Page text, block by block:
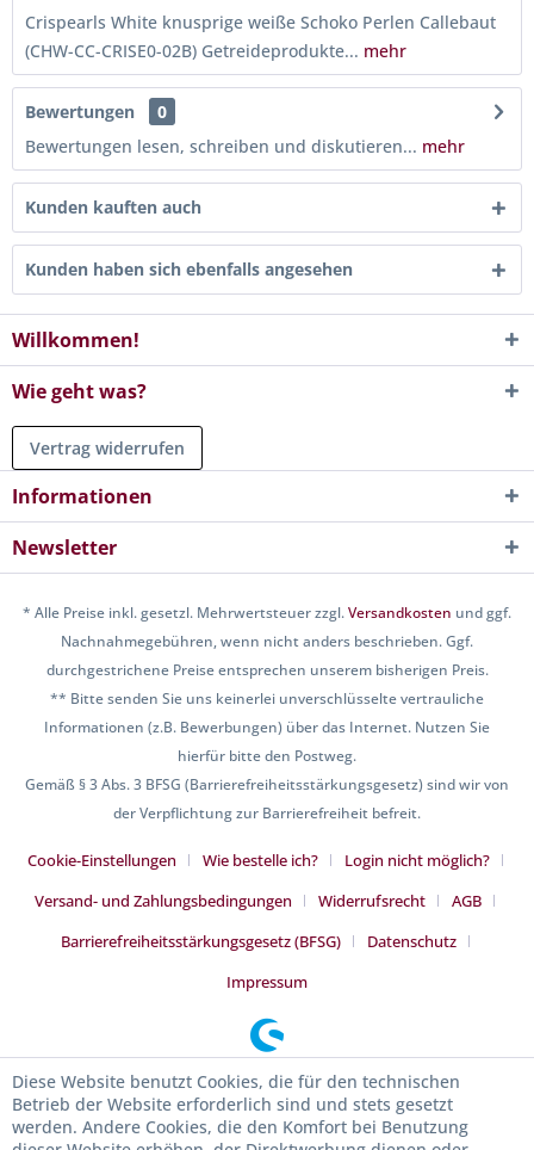
Crispearls White knusprige weiße Schoko Perlen Callebaut
(CHW-CC-CRISE0-02B) Getreideprodukte... mehr
Bewertungen
0
Bewertungen lesen, schreiben und diskutieren... mehr
Kunden kauften auch
Kunden haben sich ebenfalls angesehen
Willkommen!
Wie geht was?
Vertrag widerrufen
Informationen
Newsletter
* Alle Preise inkl. gesetzl. Mehrwertsteuer zzgl.Versandkosten und ggf.
Nachnahmegebühren, wenn nicht anders beschrieben. Ggf.
durchgestrichene Preise entsprechen unserem bisherigen Preis.
** Bitte senden Sie uns keinerlei unverschlüsselte vertrauliche
Informationen (z.B. Bewerbungen) über das Internet. Nutzen Sie
hierfür bitte den Postweg.
Gemäß § 3 Abs. 3 BFSG (Barrierefreiheitsstärkungsgesetz) sind wir von
der Verpflichtung zur Barrierefreiheit befreit.
Cookie-Einstellungen Wie bestelle ich?
Login nicht möglich?
Versand- und Zahlungsbedingungen
Widerrufsrecht
AGB
Barrierefreiheitsstärkungsgesetz (BFSG)
Datenschutz
Impressum
Diese Website benutzt Cookies, die für den technischen
Betrieb der Website erforderlich sind und stets gesetzt
werden. Andere Cookies, die den Komfort bei Benutzung